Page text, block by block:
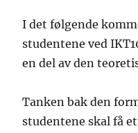
I det følgende
studentene ved
en del av den
Tanken bak den
studentene skal få